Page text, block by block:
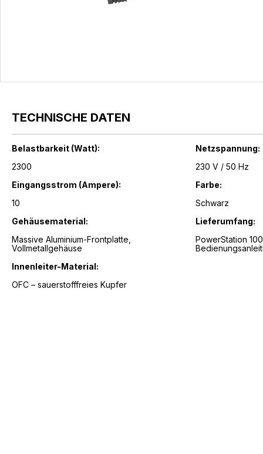
TECHNISCHE DATEN
Belastbarkeit (Watt):
2300
Eingangsstrom (Ampere):
10
Gehäusematerial:
Massive Aluminium-Frontplatte,
Vollmetallgehäuse
Innenleiter-Material:
OFC – sauerstofffreies Kupfer
Netzspannung:
230 V / 50 Hz
Farbe:
Schwarz
Lieferumfang:
PowerStation